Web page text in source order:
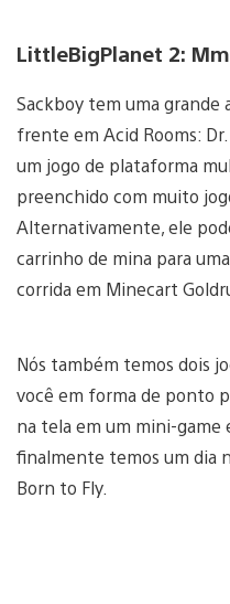
LittleBigPlanet 2:
Sackboy tem uma grande
frente em Acid Rooms:
um jogo de plataforma
preenchido com muito
Alternativamente, ele
carrinho de mina para
corrida em Minecart
Nós também temos dois
você em forma de ponto
na tela em um mini-
finalmente temos um dia
Born to Fly.